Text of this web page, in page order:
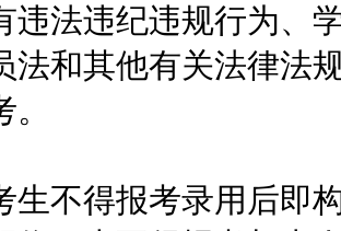
违纪违规行为、学
法和其他有关法律法
得报考录用后即构